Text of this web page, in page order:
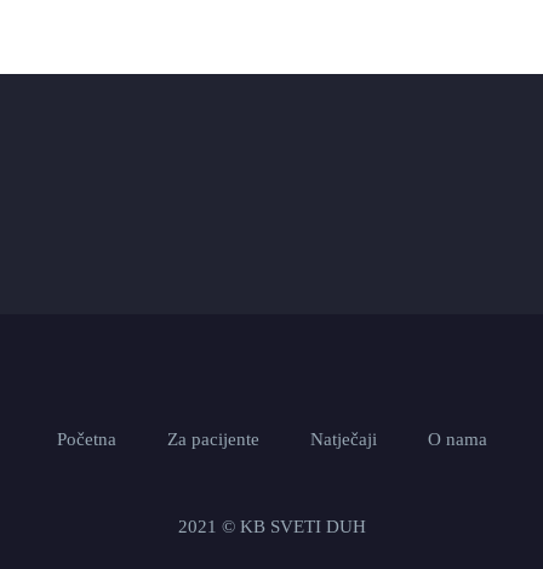
Početna Za pacijente Natječaji O nama
2021 © KB SVETI DUH